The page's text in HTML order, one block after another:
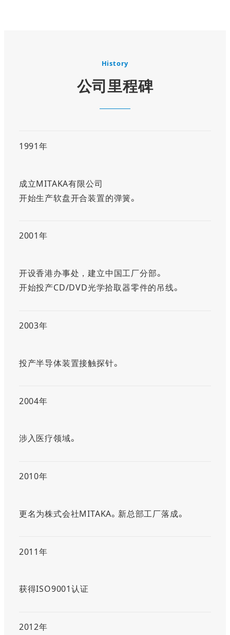
History
公司里程碑
1991年
成立MITAKA有限公司
开始生产软盘开合装置的弹簧。
2001年
开设香港办事处，建立中国工厂分部。
开始投产CD/DVD光学拾取器零件的吊线。
2003年
投产半导体装置接触探针。
2004年
涉入医疗领域。
2010年
更名为株式会社MITAKA。新总部工厂落成。
2011年
获得ISO9001认证
2012年